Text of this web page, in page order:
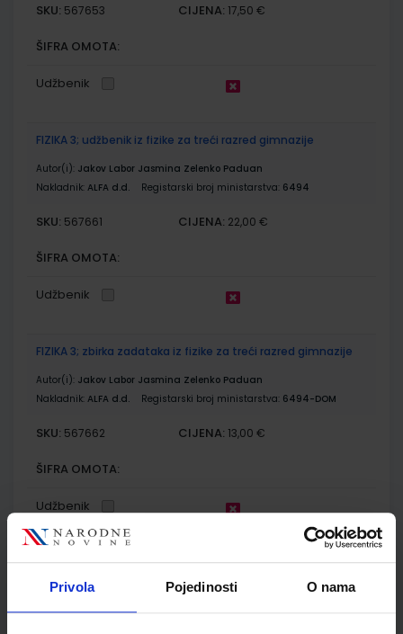
Privola Pojedinosti O nama
SKU: 567653 CIJENA: 17,50 €
ŠIFRA OMOTA:
Udžbenik
FIZIKA 3; udžbenik iz fizike za treći razred gimnazije
Autor(i): Jakov Labor Jasmina Zelenko Paduan
Nakladnik: ALFA d.d. Registarski broj ministarstva: 6494
SKU: 567661 CIJENA: 22,00 €
ŠIFRA OMOTA:
Udžbenik
FIZIKA 3; zbirka zadataka iz fizike za treći razred gimnazije
Autor(i): Jakov Labor Jasmina Zelenko Paduan
Nakladnik: ALFA d.d. Registarski broj ministarstva: 6494-DOM
SKU: 567662 CIJENA: 13,00 €
ŠIFRA OMOTA:
Udžbenik
KEMIJA 3; udžbenik kemije za treći razred gimnazije
Autor(i):Habuš Barić Tominac Liber Bajić
Nakladnik:PROFIL KLETT d.o.o.